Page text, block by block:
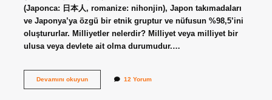
(Japonca: 日本人, romanize: nihonjin), Japon takımadaları
ve Japonya’ya özgü bir etnik gruptur ve nüfusun %98,5’ini
oluştururlar. Milliyetler nelerdir? Milliyet veya milliyet bir
ulusa veya devlete ait olma durumudur.…
Devamını okuyunTurkish
12 Yorum